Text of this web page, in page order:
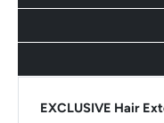
EXCLUSIVE Hair